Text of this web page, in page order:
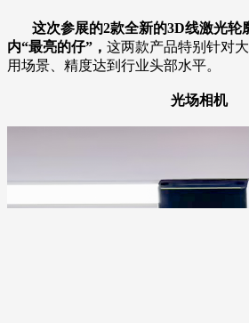
这次参展的2款全新的3D线激光轮
内“最亮的仔”， 这两款产品特别针对
用场景、精度达到行业头部水平。
光场相机